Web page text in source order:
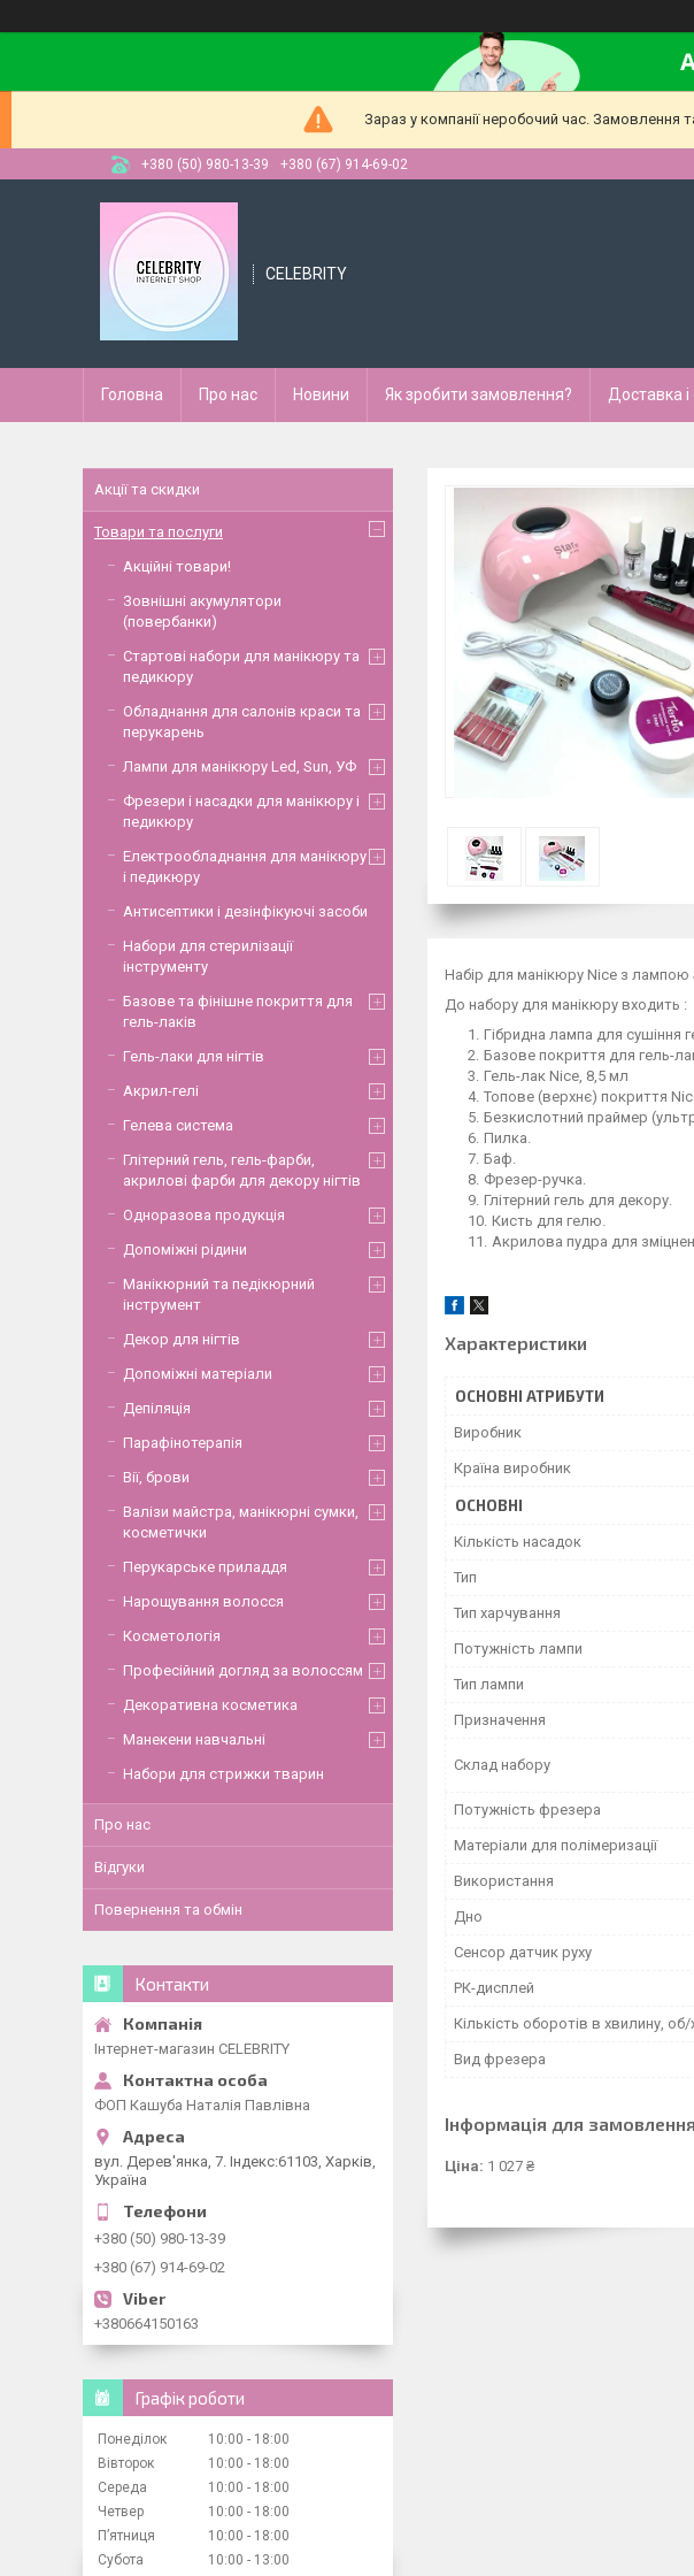
Зараз у компанії неробочий час. Замовлення
+380 (50) 980-13-39 +380 (67) 914-69-02
CELEBRITY
Головна Про нас Новини Як зробити замовлення? Доставка
Набір для манікюру Nice з
До набору для манікюру входить :
Гібридна лампа для сушіння
Базове покриття для гель-
Гель-лак Nice, 8,5 мл
Топове (верхнє) покриття
Безкислотний праймер
Пилка.
Баф.
Фрезер-ручка.
Глітерний гель для декору.
Кисть для гелю.
Акрилова пудра для
Характеристики
ОСНОВНІ АТРИБУТИ
Виробник
Країна виробник
ОСНОВНІ
Кількість насадок
Тип
Тип харчування
Потужність лампи
Тип лампи
Призначення
Склад набору
Потужність фрезера
Матеріали для полімеризації
Використання
Дно
Сенсор датчик руху
РК-дисплей
Кількість оборотів в хвилину, об/
Вид фрезера
Інформація для замовлення
Ціна: 1 027 ₴
Акції та скидки
Товари та послуги
Акційні товари!
Зовнішні акумулятори
(повербанки)
Стартові набори для манікюру та
педикюру
Обладнання для салонів краси та
перукарень
Лампи для манікюру Led, Sun, УФ
Фрезери і насадки для манікюру і
педикюру
Електрообладнання для манікюру
і педикюру
Антисептики і дезінфікуючі засоби
Набори для стерилізації
інструменту
Базове та фінішне покриття для
гель-лаків
Гель-лаки для нігтів
Акрил-гелі
Гелева система
Глітерний гель, гель-фарби,
акрилові фарби для декору нігтів
Одноразова продукція
Допоміжні рідини
Манікюрний та педікюрний
інструмент
Декор для нігтів
Допоміжні матеріали
Депіляція
Парафінотерапія
Вії, брови
Валізи майстра, манікюрні сумки,
косметички
Перукарське приладдя
Нарощування волосся
Косметологія
Професійний догляд за волоссям
Декоративна косметика
Манекени навчальні
Набори для стрижки тварин
Про нас
Відгуки
Повернення та обмін
Контакти
Інтернет-магазин CELEBRITY
ФОП Кашуба Наталія Павлівна
вул. Дерев'янка, 7. Індекс:61103, Харків,
Україна
+380 (50) 980-13-39
+380 (67) 914-69-02
+380664150163
Графік роботи
Понеділок 10:00
18:00
Вівторок
10:00
18:00
Середа
10:00
18:00
Четвер
10:00
18:00
Пʼятниця
10:00
18:00
Субота
10:00 13:00